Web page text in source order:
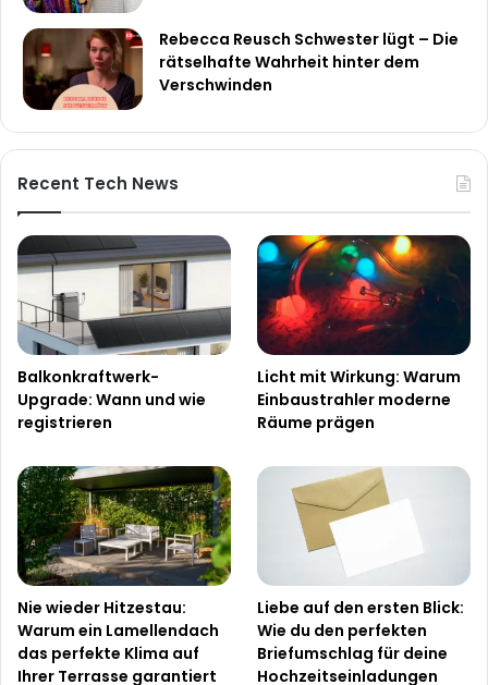
Rebecca Reusch Schwester lügt – Die
rätselhafte Wahrheit hinter dem
Verschwinden
Recent Tech News
Balkonkraftwerk-
Upgrade: Wann und wie
registrieren
Licht mit Wirkung: Warum
Einbaustrahler moderne
Räume prägen
Nie wieder Hitzestau:
Warum ein Lamellendach
das perfekte Klima auf
Ihrer Terrasse garantiert
Liebe auf den ersten Blick:
Wie du den perfekten
Briefumschlag für deine
Hochzeitseinladungen